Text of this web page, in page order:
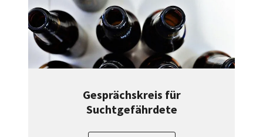
Gesprächskreis für
Suchtgefährdete